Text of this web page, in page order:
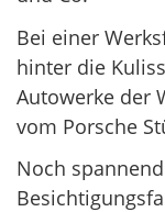
Bei einer
hinter die
Autowerke der
vom Porsche
Noch